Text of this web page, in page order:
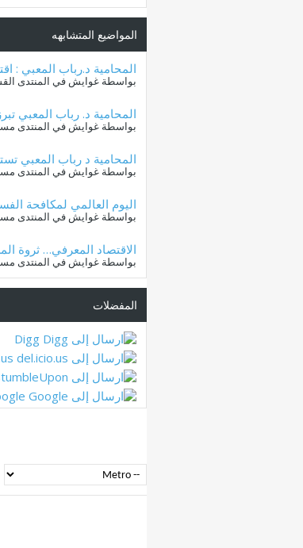
المواضيع المتشابهه
المحامية د.رباب المعبي :
بواسطة غوايش في المنتدى
المحامية د. رباب المعبي
بواسطة غوايش في المنتدى
المحامية د رباب المعبي
بواسطة غوايش في المنتدى
اليوم العالمي لمكافحة
بواسطة غوايش في المنتدى
الاقتصاد المعرفي… ثروة
بواسطة غوايش في المنتدى
المفضلات
Digg